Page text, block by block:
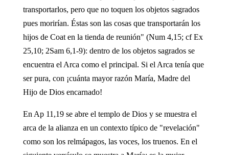
transportarlos, pero que no toquen los objetos sagrados
pues morirían. Éstas son las cosas que transportarán los
hijos de Coat en la tienda de reunión" (Num 4,15; cf Ex
25,10; 2Sam 6,1-9): dentro de los objetos sagrados se
encuentra el Arca como el principal. Si el Arca tenía que
ser pura, con ¡cuánta mayor razón María, Madre del
Hijo de Dios encarnado!
En Ap 11,19 se abre el templo de Dios y se muestra el
arca de la alianza en un contexto típico de "revelación"
como son los relmápagos, las voces, los truenos. En el